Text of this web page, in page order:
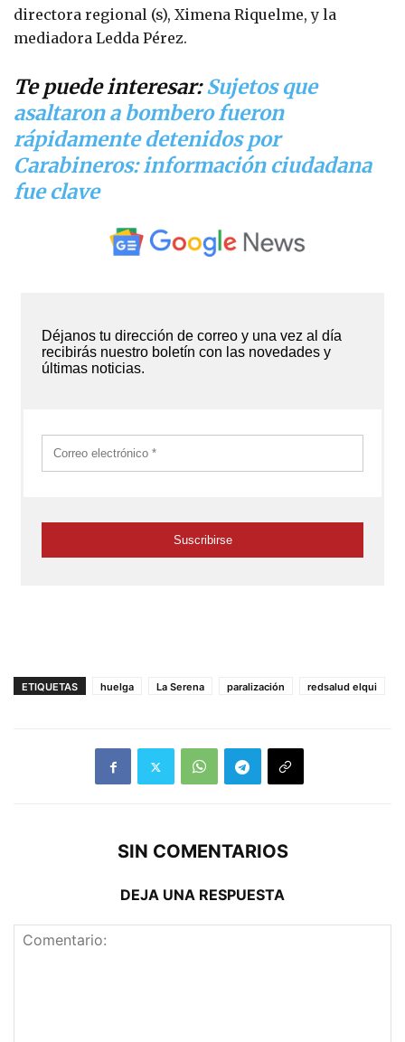
directora regional (s), Ximena Riquelme, y la
mediadora Ledda Pérez.
Te puede interesar:Sujetos que
asaltaron a bombero fueron
rápidamente detenidos por
Carabineros: información ciudadana
fue clave
ETIQUETAS huelga La Serena paralización redsalud elqui
SIN COMENTARIOS
DEJA UNA RESPUESTA